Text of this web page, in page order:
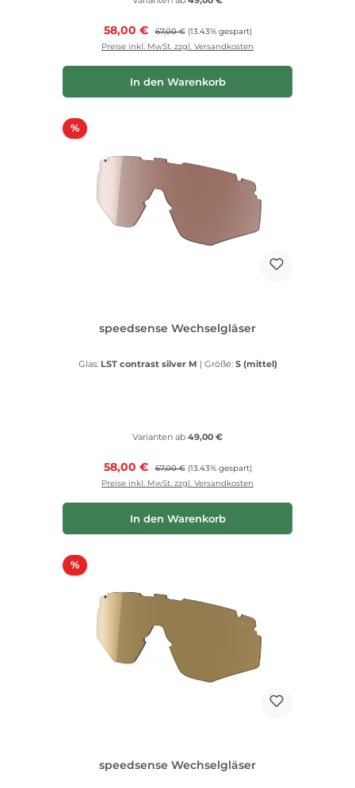
Verkaufspreis:
58,00 € Regulärer Preis:
67,00 € (13.43% gespart)
Preise inkl. MwSt. zzgl. Versandkosten
In den Warenkorb
%Rabatt
speedsense Wechselgläser
Glas: LST contrast silver M | Größe: S (mittel)
Varianten ab 49,00 €
Verkaufspreis:
58,00 € Regulärer Preis:
67,00 € (13.43% gespart)
Preise inkl. MwSt. zzgl. Versandkosten
In den Warenkorb
%Rabatt
speedsense Wechselgläser